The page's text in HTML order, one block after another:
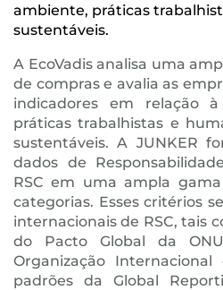
ambiente, práticas
sustentáveis.
A EcoVadis analisa uma
de compras e avalia as
indicadores em relação
práticas trabalhistas e
sustentáveis. A JUNKER
dados de
RSC em uma ampla
categorias. Esses critérios
internacionais de RSC, tais
do Pacto Global da
Organização Internacional
padrões da Global